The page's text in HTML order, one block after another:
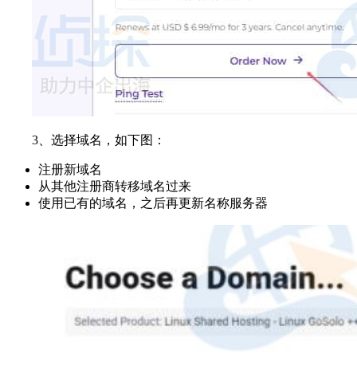
3、选择域名，如下图：​
注册新域名​
从其他注册商转移域名过来​
使用已有的域名，之后再更新名称服务器​